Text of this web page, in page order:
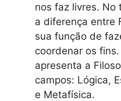
nos faz livres. No
a diferença entre
sua função de
coordenar os
apresenta a
campos: Lógica,
e Metafísica.